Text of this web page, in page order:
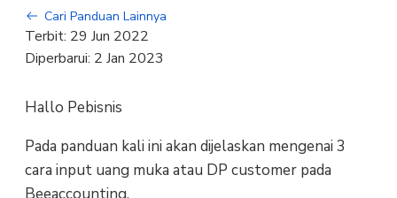
Cari Panduan Lainnya
Terbit: 29 Jun 2022
Diperbarui: 2 Jan 2023
Hallo Pebisnis
Pada panduan kali ini akan dijelaskan mengenai 3
cara input uang muka atau DP customer pada